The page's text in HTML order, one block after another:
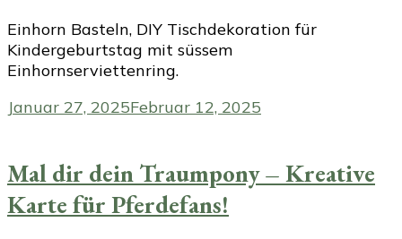
Einhorn Basteln, DIY Tischdekoration für
Kindergeburtstag mit süssem
Einhornserviettenring.
Januar 27, 2025Februar 12, 2025
Mal dir dein Traumpony – Kreative
Karte für Pferdefans!